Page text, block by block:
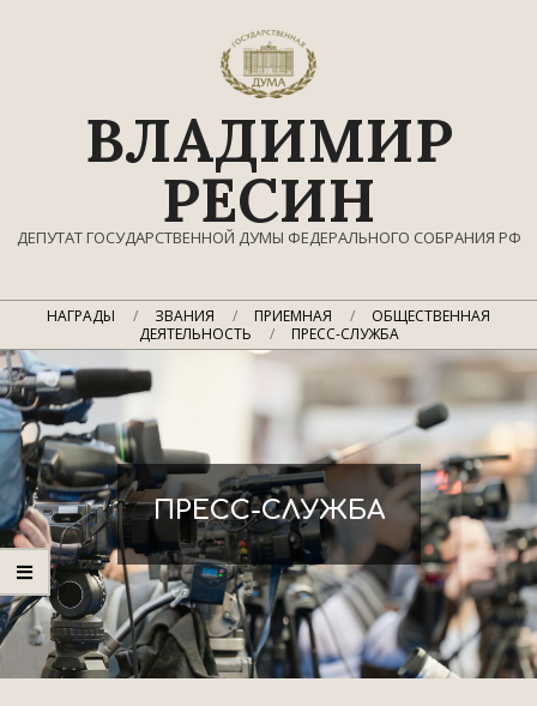
ВЛАДИМИР
РЕСИН
ДЕПУТАТ ГОСУДАРСТВЕННОЙ ДУМЫ ФЕДЕРАЛЬНОГО СОБРАНИЯ РФ
Главное
меню
НАГРАДЫ ЗВАНИЯ ПРИЕМНАЯ
ОБЩЕСТВЕННАЯ
ДЕЯТЕЛЬНОСТЬ
ПРЕСС-СЛУЖБА
ПРЕСС-СЛУЖБА